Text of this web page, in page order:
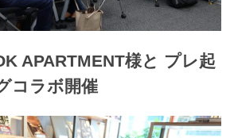
APARTMENT様と プレ起
コラボ開催